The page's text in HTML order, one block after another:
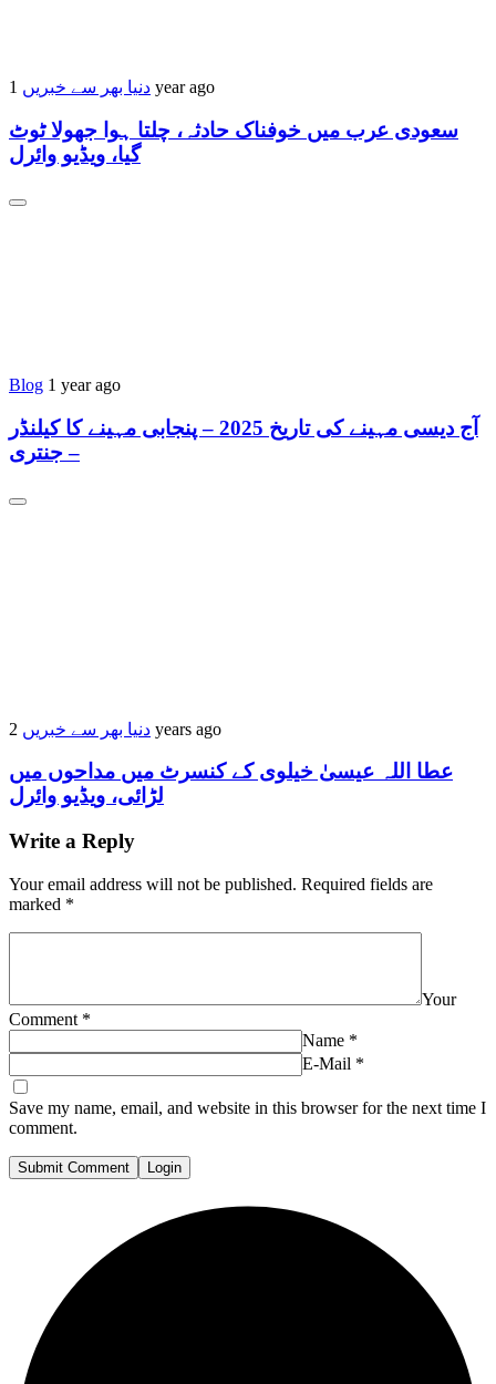
دنیا بھر سے خبریں 1 year ago
سعودی عرب میں خوفناک حادثہ، چلتا ہوا جھولا ٹوٹ
گیا، ویڈیو وائرل
Blog 1 year ago
آج دیسی مہینے کی تاریخ 2025 – پنجابی مہینے کا کیلنڈر
– جنتری
دنیا بھر سے خبریں 2 years ago
عطا اللہ عیسیٰ خیلوی کے کنسرٹ میں مداحوں میں
لڑائی، ویڈیو وائرل
Write a Reply
Your email address will not be published. Required fields are
marked *
Your
Comment *
Name *
E-Mail *
Save my name, email, and website in this browser for the next time I
comment.
Submit Comment Login